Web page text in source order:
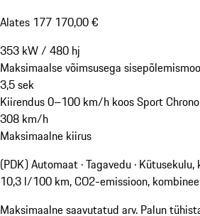
Alates 177 170,00 €
353 kW/ 480 hj
Maksimaalse võimsusega
3,5sek
Kiirendus 0–100 km/h koos Sport
308 km/h
Maksimaalne kiirus
(PDK) Automaat · Tagavedu ·
10,3 l/100 km, CO2-emissioon,
Maksimaalne saavutatud arv. Palun